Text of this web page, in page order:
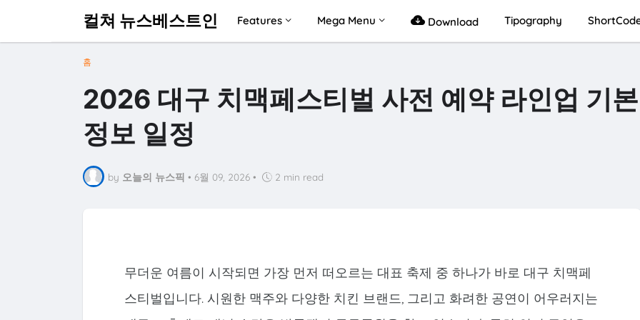
컬쳐 뉴스베스트인 Features Mega Menu Download Tipography
홈
2026 대구 치맥페스티벌 사전 예약 라인업 기본
정보 일정
by 오늘의 뉴스픽 • 6월 09, 2026 • 2 min read
무더운 여름이 시작되면 가장 먼저 떠오르는 대표 축제 중 하나가 바로 대구 치맥페
스티벌입니다. 시원한 맥주와 다양한 치킨 브랜드, 그리고 화려한 공연이 어우러지는